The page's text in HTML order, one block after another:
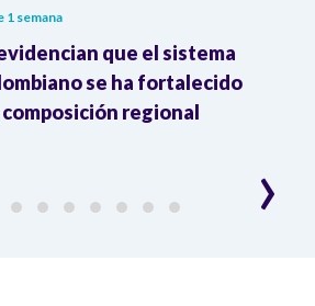
1 semana
que el sistema
se ha fortalecido
regional
›